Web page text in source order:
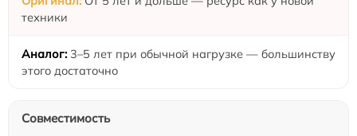
техники
3–5 лет при обычной нагрузке — большинству
этого достаточно
Совместимость